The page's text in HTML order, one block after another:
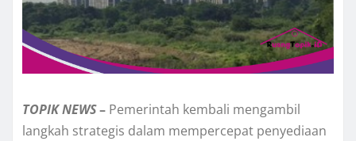
TOPIKNEWS– Pemerintah kembali mengambil
langkah strategis dalam mempercepat penyediaan